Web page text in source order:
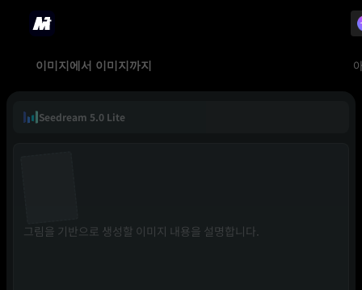
이미지에서 이미지까지
Seedream 5.0 Lite